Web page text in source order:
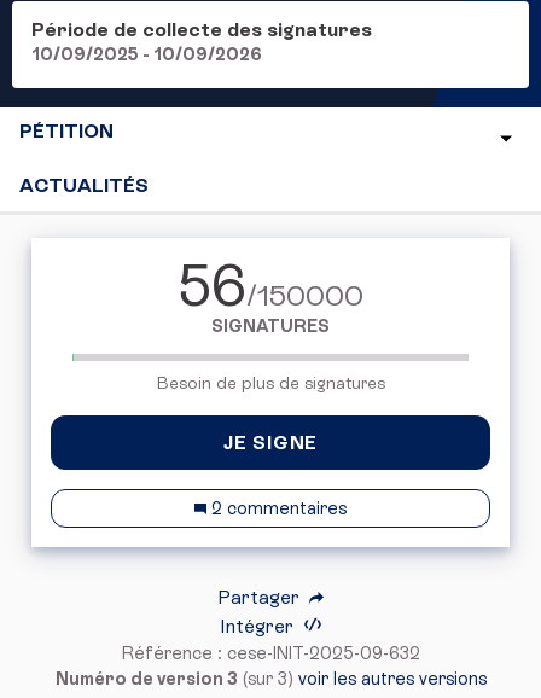
Période de collecte des signatures
10/09/2025 - 10/09/2026
PÉTITION
ACTUALITÉS
56/150000
SIGNATURES
Besoin de plus de signatures
JE SIGNE
2 commentaires
Partager
Intégrer
Référence : cese-INIT-2025-09-632
Numéro de version 3 (sur 3) voir les autres versions